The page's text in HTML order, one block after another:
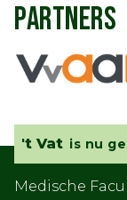
PARTNERS
't Vat is nu
Medische